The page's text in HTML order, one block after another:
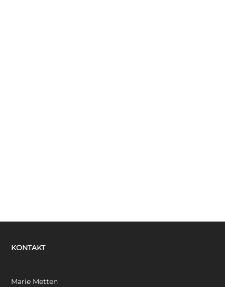
KONTAKT
Marie Metten